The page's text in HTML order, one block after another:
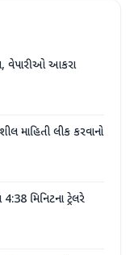
વેપારીઓ આકરા
માહિતી લીક કરવાનો
મિનિટના ટ્રેલરે